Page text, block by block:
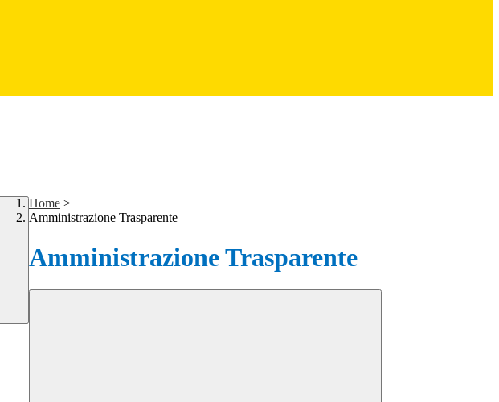
Home >
Amministrazione Trasparente
Amministrazione Trasparente